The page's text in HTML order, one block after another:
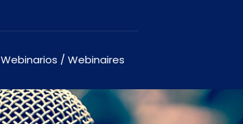
Webinarios / Webinaires